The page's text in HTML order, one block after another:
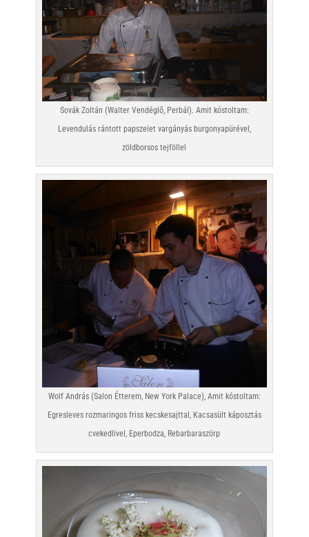
Sovák Zoltán (Walter Vendéglő, Perbál). Amit kóstoltam:
Levendulás rántott papszelet vargányás burgonyapürével,
zöldborsos tejföllel
Wolf András (Salon Étterem, New York Palace), Amit kóstoltam:
Egresleves rozmaringos friss kecskesajttal, Kacsasült káposztás
cvekedlivel, Eperbodza, Rebarbaraszörp